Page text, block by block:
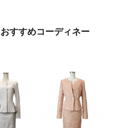
すすめコーディネー